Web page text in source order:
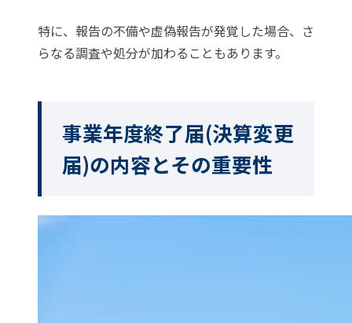
特に、報告の不備や虚偽報告が発覚した場合、さ
らなる調査や処分が加わることもあります。
事業年度終了届(決算変更
届)の内容とその重要性